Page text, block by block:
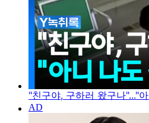
"친구야, 구하러 왔구나"..."